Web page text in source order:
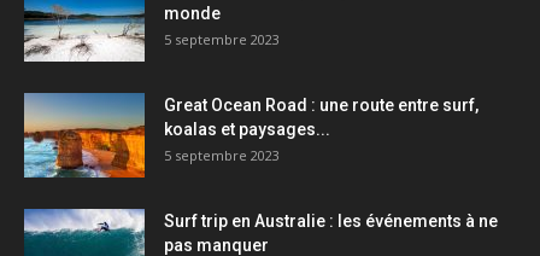
monde
5 septembre 2023
Great Ocean Road : une route entre surf,
koalas et paysages...
5 septembre 2023
Surf trip en Australie : les événements à ne
pas manquer